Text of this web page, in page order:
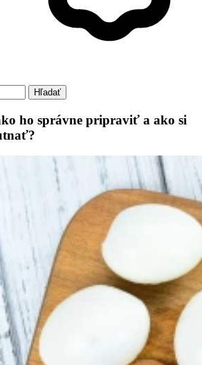
Hľadať
ho správne pripraviť a ako si